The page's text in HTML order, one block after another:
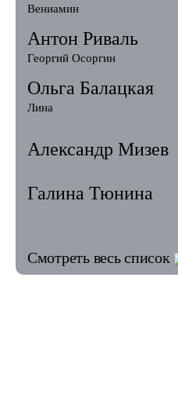
Вениамин
Антон Риваль
Георгий Осоргин
Ольга Балацкая
Лина
Александр Мизев
Галина Тюнина
Смотреть весь список